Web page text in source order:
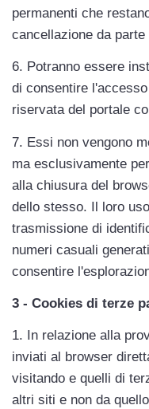
permanenti che
cancellazione da parte
6. Potranno essere
di consentire
riservata del portale
7. Essi non vengono
ma esclusivamente
alla chiusura del
dello stesso. Il loro
trasmissione di
numeri casuali
consentire
3 - Cookies di terze
1. In relazione alla
inviati al browser
visitando e quelli di
altri siti e non da